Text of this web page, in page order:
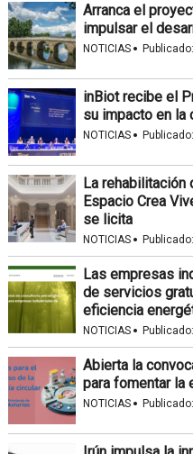
Arranca el
impulsar el
NOTICIAS · Publicado:
inBiot recibe el
su impacto en la
NOTICIAS · Publicado:
La rehabilitación
Espacio Crea
se licita
NOTICIAS · Publicado:
Las empresas
de servicios
eficiencia
NOTICIAS · Publicado:
Abierta la
para fomentar la
NOTICIAS · Publicado: